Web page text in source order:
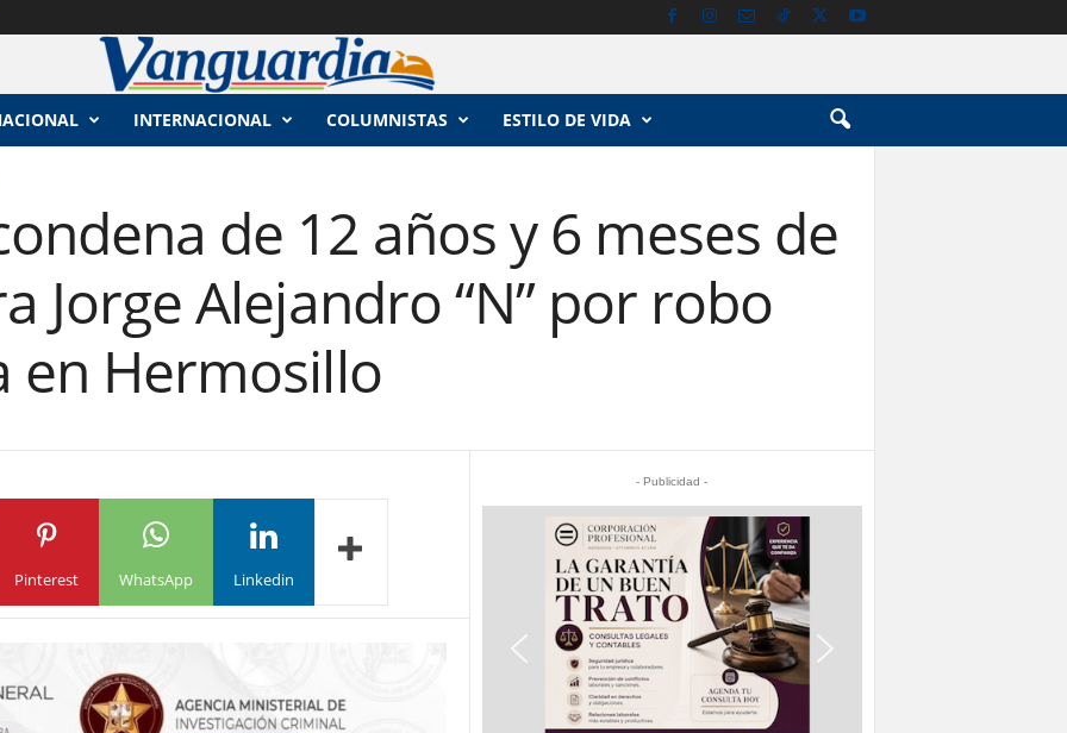
INTERNACIONAL COLUMNISTAS ESTILO DE VIDA
de 12 años y 6 meses de
Jorge Alejandro “N” por robo
en Hermosillo
Pinterest WhatsApp Linkedin
- Publicidad -